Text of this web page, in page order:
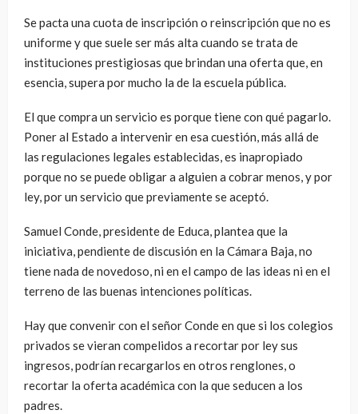
Se pacta una cuota de inscripción o reinscripción que no es
uniforme y que suele ser más alta cuando se trata de
instituciones prestigiosas que brindan una oferta que, en
esencia, supera por mucho la de la escuela pública.
El que compra un servicio es porque tiene con qué pagarlo.
Poner al Estado a intervenir en esa cuestión, más allá de
las regulaciones legales establecidas, es inapropiado
porque no se puede obligar a alguien a cobrar menos, y por
ley, por un servicio que previamente se aceptó.
Samuel Conde, presidente de Educa, plantea que la
iniciativa, pendiente de discusión en la Cámara Baja, no
tiene nada de novedoso, ni en el campo de las ideas ni en el
terreno de las buenas intenciones políticas.
Hay que convenir con el señor Conde en que si los colegios
privados se vieran compelidos a recortar por ley sus
ingresos, podrían recargarlos en otros renglones, o
recortar la oferta académica con la que seducen a los
padres.